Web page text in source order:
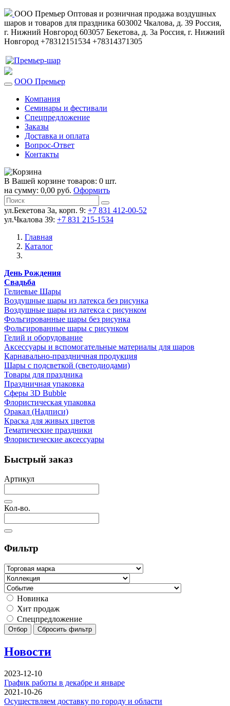
ООО Премьер Оптовая и розничная продажа воздушных
шаров и товаров для праздника 603002 Чкалова, д. 39 Россия,
г. Нижний Новгород 603057 Бекетова, д. 3а Россия, г. Нижний
Новгород +78312151534 +78314371305
ООО Премьер
Компания
Семинары и фестивали
Спецпредложение
Заказы
Доставка и оплата
Вопрос-Ответ
Контакты
В Вашей корзине товаров: 0 шт.
на сумму: 0,00 руб. Оформить
ул.Бекетова 3а, корп. 9: +7 831 412-00-52
ул.Чкалова 39: +7 831 215-1534
Главная
Каталог
День Рождения
Свадьба
Гелиевые Шары
Воздушные шары из латекса без рисунка
Воздушные шары из латекса с рисунком
Фольгированные шары без рисунка
Фольгированные шары с рисунком
Гелий и оборудование
Аксессуары и вспомогательные материалы для шаров
Карнавально-праздничная продукция
Шары с подсветкой (светодиодами)
Товары для праздника
Праздничная упаковка
Сферы 3D Bubble
Флористическая упаковка
Оракал (Надписи)
Краска для живых цветов
Тематические праздники
Флористические аксессуары
Быстрый заказ
Артикул
Кол-во.
Фильтр
Новинка
Хит продаж
Спецпредложение
Отбор Сбросить фильтр
Новости
2023-12-10
График работы в декабре и январе
2021-10-26
Осуществляем доставку по городу и области